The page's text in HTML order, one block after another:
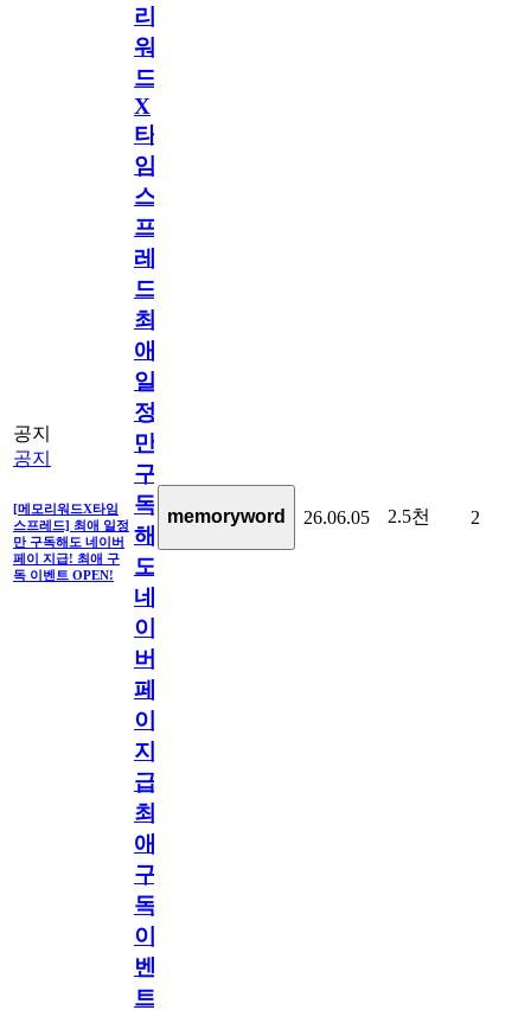
공지
공지
[메모리워드X타임
스프레드] 최애 일정
만 구독해도 네이버
페이 지급! 최애 구
독 이벤트 OPEN!
리
워
드
X
타
임
스
프
레
드]
최
애
일
정
만
구
독
해
도
네
이
버
페
이
지
급!
최
애
구
독
이
벤
트
memoryword 26.06.05 2.5천 2